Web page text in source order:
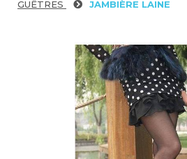
GUÊTRES JAMBIÈRE LAINE